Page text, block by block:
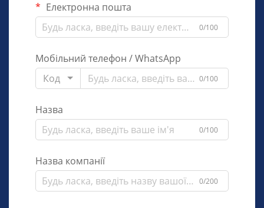
Електронна пошта
0/100
Мобільний телефон / WhatsApp
Код
0/100
Назва
0/100
Назва компанії
0/200